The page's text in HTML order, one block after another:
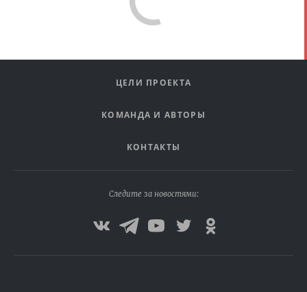
ЦЕЛИ ПРОЕКТА
КОМАНДА И АВТОРЫ
КОНТАКТЫ
Следите за новостями: